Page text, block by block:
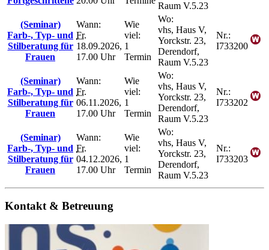
Raum V.5.23
(Seminar)
Farb-, Typ- und
Stilberatung für
Frauen
Wann:
Fr.
18.09.2026,
17.00 Uhr
Wie
viel:
1
Termin
Wo:
vhs, Haus V,
Yorckstr. 23,
Derendorf,
Raum V.5.23
Nr.:
I733200
(Seminar)
Farb-, Typ- und
Stilberatung für
Frauen
Wann:
Fr.
06.11.2026,
17.00 Uhr
Wie
viel:
1
Termin
Wo:
vhs, Haus V,
Yorckstr. 23,
Derendorf,
Raum V.5.23
Nr.:
I733202
(Seminar)
Farb-, Typ- und
Stilberatung für
Frauen
Wann:
Fr.
04.12.2026,
17.00 Uhr
Wie
viel:
1
Termin
Wo:
vhs, Haus V,
Yorckstr. 23,
Derendorf,
Raum V.5.23
Nr.:
I733203
Kontakt & Betreuung